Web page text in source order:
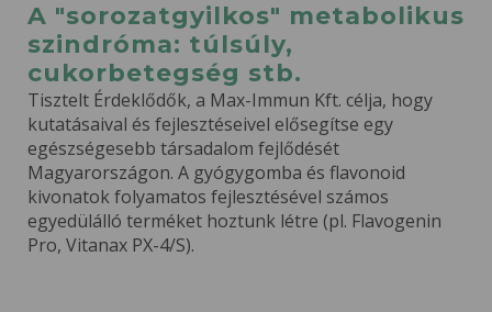
A "sorozatgyilkos" metabolikus
szindróma: túlsúly,
cukorbetegség stb.
Tisztelt Érdeklődők, a Max-Immun Kft. célja, hogy
kutatásaival és fejlesztéseivel elősegítse egy
egészségesebb társadalom fejlődését
Magyarországon. A gyógygomba és flavonoid
kivonatok folyamatos fejlesztésével számos
egyedülálló terméket hoztunk létre (pl. Flavogenin
Pro, Vitanax PX-4/S).